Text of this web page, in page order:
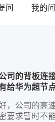
问 我的
司的背板连
给华为超节
，公司的高
要求暂时不